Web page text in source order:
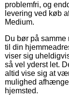
problemfri, og
levering ved køb
Medium.
Du bør på samme
til din
viser sig
så vel yderst let.
altid vise sig at
mulighed
hjemsted.